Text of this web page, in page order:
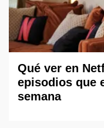
Qué ver en
episodios que
semana